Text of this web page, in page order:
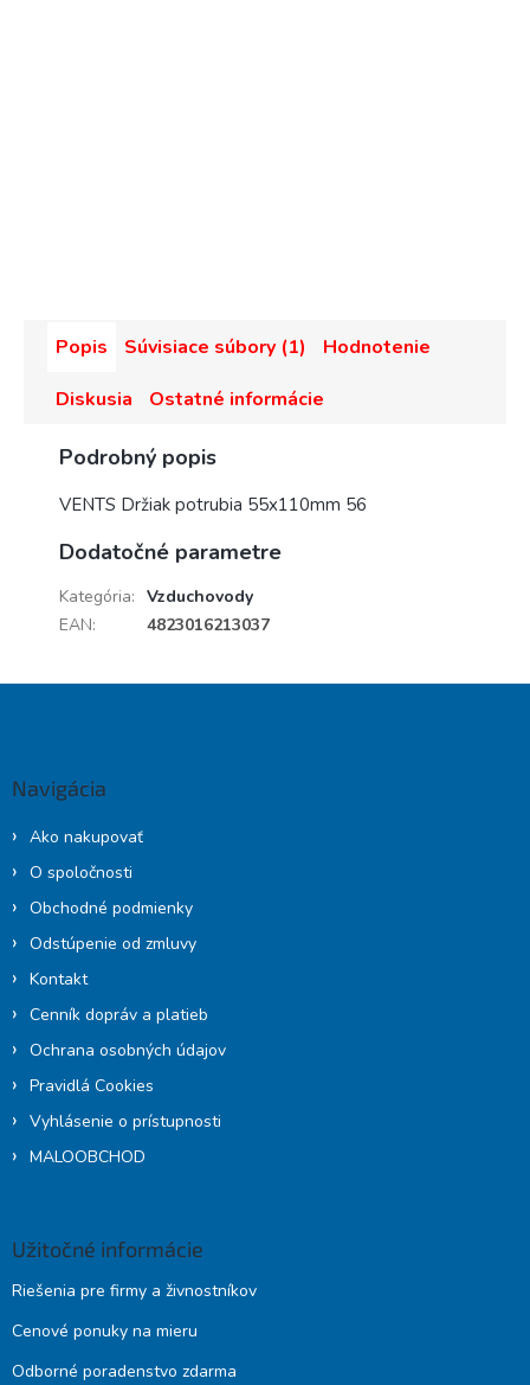
Popis Súvisiace súbory (1)
Hodnotenie
Diskusia
Ostatné informácie
Podrobný popis
VENTS Držiak potrubia 55x110mm 56
Dodatočné parametre
Kategória: Vzduchovody
EAN: 4823016213037
Navigácia
Ako nakupovať
O spoločnosti
Obchodné podmienky
Odstúpenie od zmluvy
Kontakt
Cenník dopráv a platieb
Ochrana osobných údajov
Pravidlá Cookies
Vyhlásenie o prístupnosti
MALOOBCHOD
Užitočné informácie
Riešenia pre firmy a živnostníkov
Cenové ponuky na mieru
Odborné poradenstvo zdarma